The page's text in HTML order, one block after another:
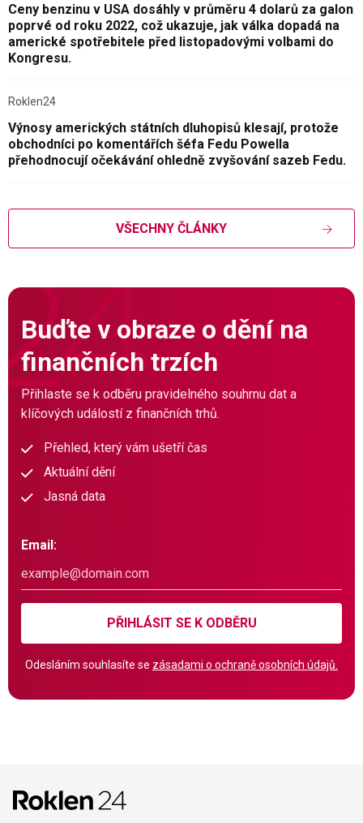
Ceny benzinu v USA dosáhly v průměru 4 dolarů za galon
poprvé od roku 2022, což ukazuje, jak válka dopadá na
americké spotřebitele před listopadovými volbami do
Kongresu.
Roklen24
Výnosy amerických státních dluhopisů klesají, protože
obchodníci po komentářích šéfa Fedu Powella
přehodnocují očekávání ohledně zvyšování sazeb Fedu.
VŠECHNY ČLÁNKY
Buďte v obraze o dění na
finančních trzích
Přihlaste se k odběru pravidelného souhrnu dat a
klíčových událostí z finančních trhů.
Přehled, který vám ušetří čas
Aktuální dění
Jasná data
Email:
PŘIHLÁSIT SE K ODBĚRU
Odesláním souhlasíte se zásadami o ochraně osobních údajů.